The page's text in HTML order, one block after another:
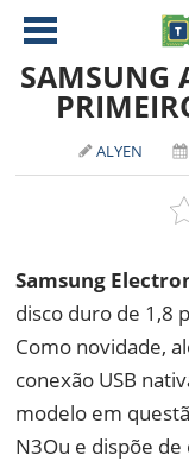
AMD
ATI
NVIDIA
SOFTWARE
NOTEBOOKS
TABLETS
IOS
NOKIA
JOGOS
DOWNLOADS
ANÁLISE
SAMSUNG
ALYEN
Samsung
disco duro de 1,8
Como novidade,
conexão USB
modelo em
N3Ou e dispõe